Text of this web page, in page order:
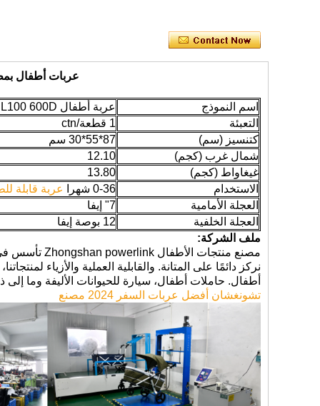
عربات أطفال
اسم النموذج
عربة أطفال PL100 600D قماش 3 في 1
التعبئة
1 قطعة/ctn
كتنسيز (سم)
87*55*30 سم
شمال غرب (كجم)
12.10
غيغاواط (كجم)
13.80
الاستخدام
0-36 شهرا
عربة قابلة
العجلة الأمامية
7" إيفا
العجلة الخلفية
12 بوصة إيفا
ملف الشركة:
نركز دائمًا على المتانة. والقابلية العملية والأزياء
أطفال. حاملات أطفال، سيارة للحيوانات الأليفة وما
تشونغشان أفضل عربات السفر 2024 مصنع